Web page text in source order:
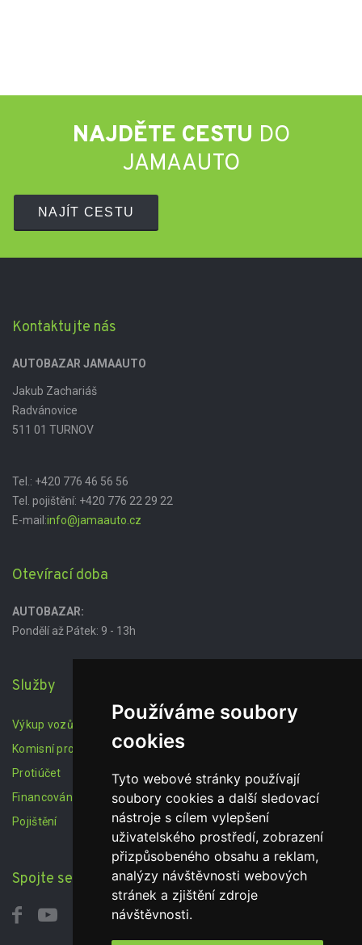
Používáme soubory
cookies
Tyto webové stránky používají
soubory cookies a další sledovací
nástroje s cílem vylepšení
uživatelského prostředí, zobrazení
přizpůsobeného obsahu a reklam,
analýzy návštěvnosti webových
stránek a zjištění zdroje
návštěvnosti.
NAJDĚTE CESTU DO
JAMAAUTO
NAJÍT CESTU
Kontaktujte nás
AUTOBAZAR JAMAAUTO
Jakub Zachariáš
Radvánovice
511 01 TURNOV
Tel.: +420 776 46 56 56
Tel. pojištění: +420 776 22 29 22
E-mail:info@jamaauto.cz
Otevírací doba
AUTOBAZAR:
Pondělí až Pátek: 9 - 13h
Služby
Výkup vozů
Komisní prodej
Protiúčet
Financování
Pojištění
Spojte se s námi